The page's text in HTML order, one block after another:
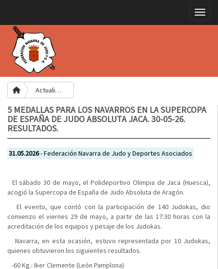
Actualidad
5 MEDALLAS PARA LOS NAVARROS EN LA SUPERCOPA
DE ESPAÑA DE JUDO ABSOLUTA JACA. 30-05-26.
RESULTADOS.
31.05.2026- Federación Navarra de Judo y Deportes Asociados
El sábado 30 de mayo, el Polideportivo Olimpia de Jaca (Huesca),
acogió la Supercopa de España de Judo Absoluta de Aragón.
El evento, que contó con la participación de 140 Judokas, dio
comienzo el viernes 29 de mayo, a partir de las 17:30 horas con la
acreditación de los equipos y pesaje de los Judokas.
Navarra, en esta ocasión, estuvo representada por 10 Judokas,
quienes obtuvieron los siguientes resultados.
-60 Kg.: Iker Clemente (León Pamplona)